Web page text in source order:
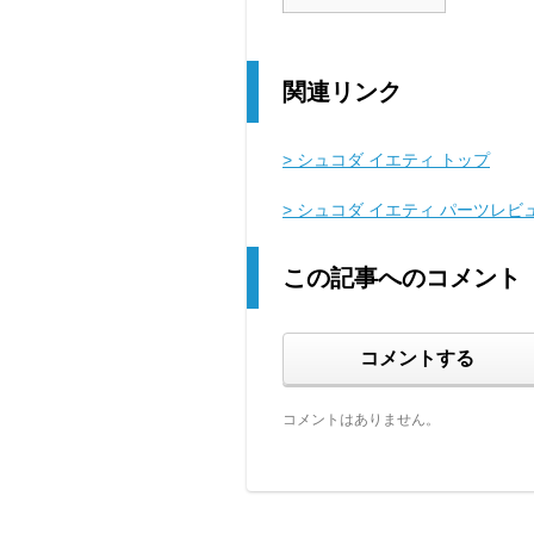
関連リンク
> シュコダ イエティ トップ
> シュコダ イエティ パーツレビ
この記事へのコメント
コメントする
コメントはありません。